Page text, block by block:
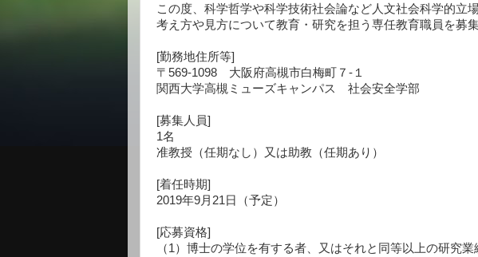
この度、科学哲学や科学技術社会論など人文社会科学的立
考え方や見方について教育・研究を担う専任教育職員を募集
[勤務地住所等]
〒569-1098 大阪府高槻市白梅町７-１
関西大学高槻ミューズキャンパス 社会安全学部
[募集人員]
1名
准教授（任期なし）又は助教（任期あり）
[着任時期]
2019年9月21日（予定）
[応募資格]
（1）博士の学位を有する者、又はそれと同等以上の研究業